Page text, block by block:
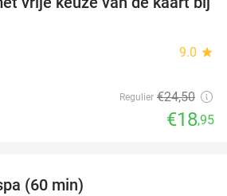
23%
9.0 star
Regulier €24,50
€18,95
(60 min)